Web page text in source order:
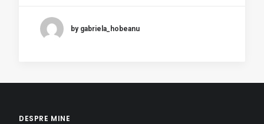
by gabriela_hobeanu
DESPRE MINE